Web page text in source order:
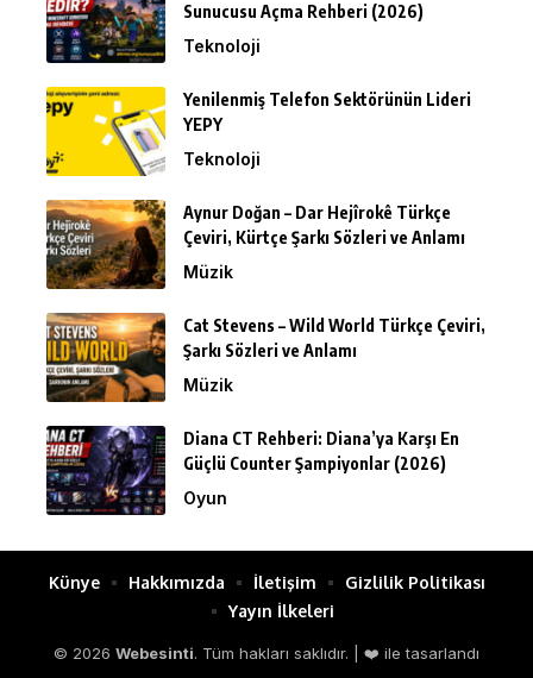
Sunucusu Açma Rehberi (2026)
Teknoloji
Yenilenmiş Telefon Sektörünün Lideri
YEPY
Teknoloji
Aynur Doğan – Dar Hejîrokê Türkçe
Çeviri, Kürtçe Şarkı Sözleri ve Anlamı
Müzik
Cat Stevens – Wild World Türkçe Çeviri,
Şarkı Sözleri ve Anlamı
Müzik
Diana CT Rehberi: Diana’ya Karşı En
Güçlü Counter Şampiyonlar (2026)
Oyun
© 2026 Webesinti. Tüm hakları saklıdır. | ❤️ ile tasarlandı
Künye Hakkımızda İletişim
Gizlilik Politikası
Yayın İlkeleri